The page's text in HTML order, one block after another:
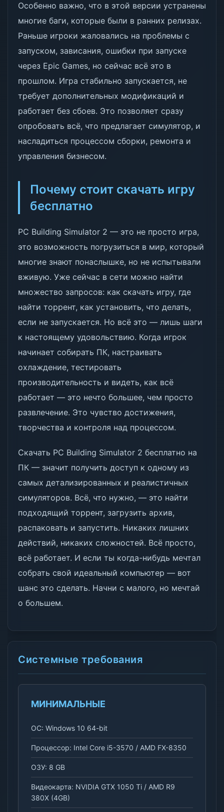
Особенно важно, что в этой версии устранены
многие баги, которые были в ранних релизах.
Раньше игроки жаловались на проблемы с
запуском, зависания, ошибки при запуске
через Epic Games, но сейчас всё это в
прошлом. Игра стабильно запускается, не
требует дополнительных модификаций и
работает без сбоев. Это позволяет сразу
опробовать всё, что предлагает симулятор, и
насладиться процессом сборки, ремонта и
управления бизнесом.
Почему стоит скачать игру
бесплатно
PC Building Simulator 2 — это не просто игра,
это возможность погрузиться в мир, который
многие знают понаслышке, но не испытывали
вживую. Уже сейчас в сети можно найти
множество запросов: как скачать игру, где
найти торрент, как установить, что делать,
если не запускается. Но всё это — лишь шаги
к настоящему удовольствию. Когда игрок
начинает собирать ПК, настраивать
охлаждение, тестировать
производительность и видеть, как всё
работает — это нечто большее, чем просто
развлечение. Это чувство достижения,
творчества и контроля над процессом.
Скачать PC Building Simulator 2 бесплатно на
ПК — значит получить доступ к одному из
самых детализированных и реалистичных
симуляторов. Всё, что нужно, — это найти
подходящий торрент, загрузить архив,
распаковать и запустить. Никаких лишних
действий, никаких сложностей. Всё просто,
всё работает. И если ты когда-нибудь мечтал
собрать свой идеальный компьютер — вот
шанс это сделать. Начни с малого, но мечтай
о большем.
Системные требования
МИНИМАЛЬНЫЕ
ОС: Windows 10 64-bit
Процессор: Intel Core i5-3570 / AMD FX-8350
ОЗУ: 8 GB
Видеокарта: NVIDIA GTX 1050 Ti / AMD R9
380X (4GB)